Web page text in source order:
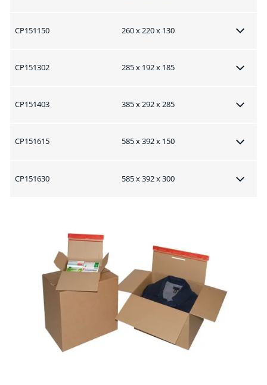
CP151150 260 x 220 x 130
CP151302 285 x 192 x 185
CP151403 385 x 292 x 285
CP151615 585 x 392 x 150
CP151630 585 x 392 x 300